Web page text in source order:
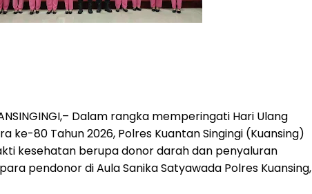
Dalam rangka memperingati Hari Ulang
ke-80 Tahun 2026, Polres Kuantan Singingi (Kuansing)
kesehatan berupa donor darah dan penyaluran
pendonor di Aula Sanika Satyawada Polres Kuansing,